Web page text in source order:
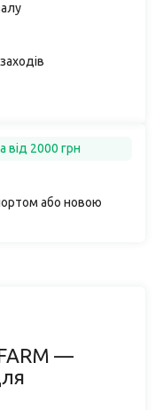
або новою
від 2000 грн
—